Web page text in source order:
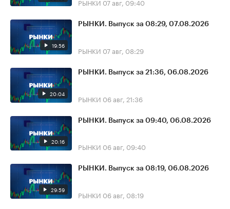
РЫНКИ 07 авг, 09:40
19:56
РЫНКИ. Выпуск за 08:29, 07.08.2026
РЫНКИ 07 авг, 08:29
20:04
РЫНКИ. Выпуск за 21:36, 06.08.2026
РЫНКИ 06 авг, 21:36
20:16
РЫНКИ. Выпуск за 09:40, 06.08.2026
РЫНКИ 06 авг, 09:40
29:59
РЫНКИ. Выпуск за 08:19, 06.08.2026
РЫНКИ 06 авг, 08:19